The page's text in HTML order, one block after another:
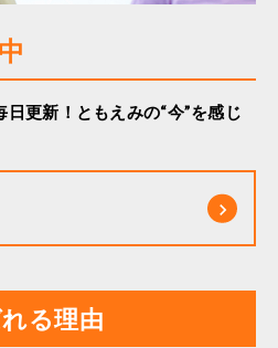
更新！ともえみの“今”を感じ
keyboard_arrow_right
る理由